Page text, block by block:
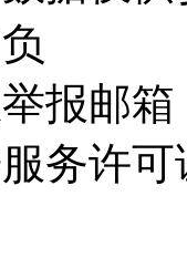
报邮箱
许可